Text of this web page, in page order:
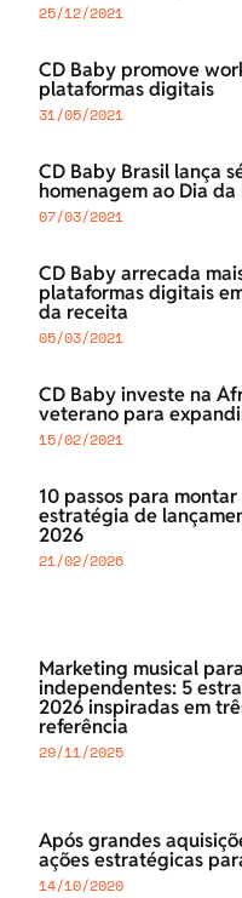
25/12/2021
CD Baby promove
plataformas digitais
31/05/2021
CD Baby Brasil lança
homenagem ao Dia
07/03/2021
CD Baby arrecada
plataformas digitais
da receita
05/03/2021
CD Baby investe na
veterano para
15/02/2021
10 passos para montar
estratégia de
2026
21/02/2026
Marketing musical
independentes: 5
2026 inspiradas em
referência
29/11/2025
Após grandes
ações estratégicas
14/10/2020